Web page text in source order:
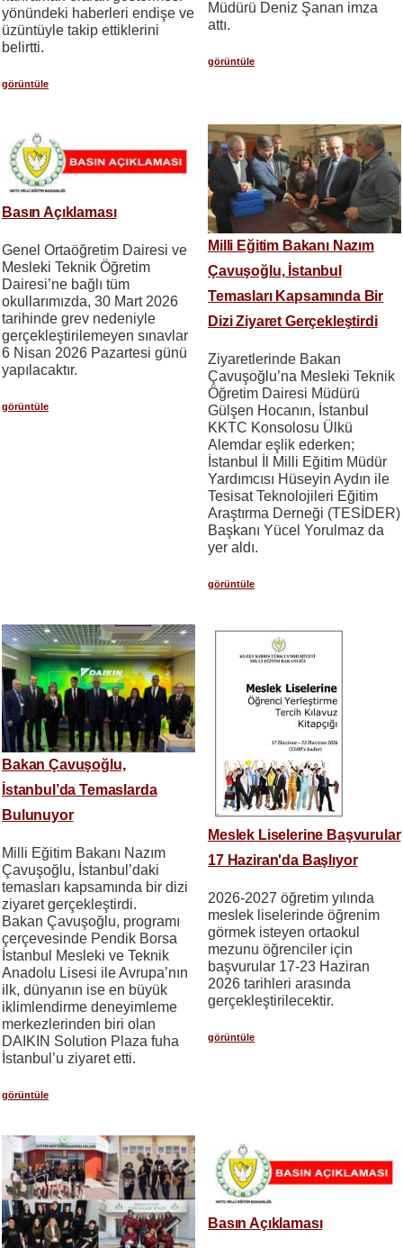
yönündeki haberleri endişe ve
üzüntüyle takip ettiklerini
belirtti.
görüntüle
Müdürü Deniz Şanan imza
attı.
görüntüle
Basın Açıklaması
Genel Ortaöğretim Dairesi ve
Mesleki Teknik Öğretim
Dairesi’ne bağlı tüm
okullarımızda, 30 Mart 2026
tarihinde grev nedeniyle
gerçekleştirilemeyen sınavlar
6 Nisan 2026 Pazartesi günü
yapılacaktır.
görüntüle
Milli Eğitim Bakanı Nazım
Çavuşoğlu, İstanbul
Temasları Kapsamında Bir
Dizi Ziyaret Gerçekleştirdi
Ziyaretlerinde Bakan
Çavuşoğlu’na Mesleki Teknik
Öğretim Dairesi Müdürü
Gülşen Hocanın, İstanbul
KKTC Konsolosu Ülkü
Alemdar eşlik ederken;
İstanbul İl Milli Eğitim Müdür
Yardımcısı Hüseyin Aydın ile
Tesisat Teknolojileri Eğitim
Araştırma Derneği (TESİDER)
Başkanı Yücel Yorulmaz da
yer aldı.
görüntüle
Bakan Çavuşoğlu,
İstanbul’da Temaslarda
Bulunuyor
Milli Eğitim Bakanı Nazım
Çavuşoğlu, İstanbul’daki
temasları kapsamında bir dizi
ziyaret gerçekleştirdi.
Bakan Çavuşoğlu, programı
çerçevesinde Pendik Borsa
İstanbul Mesleki ve Teknik
Anadolu Lisesi ile Avrupa’nın
ilk, dünyanın ise en büyük
iklimlendirme deneyimleme
merkezlerinden biri olan
DAIKIN Solution Plaza fuha
İstanbul’u ziyaret etti.
görüntüle
Meslek Liselerine Başvurular
17 Haziran'da Başlıyor
2026-2027 öğretim yılında
meslek liselerinde öğrenim
görmek isteyen ortaokul
mezunu öğrenciler için
başvurular 17-23 Haziran
2026 tarihleri​​ arasında
gerçekleştirilecektir.
görüntüle
Basın Açıklaması